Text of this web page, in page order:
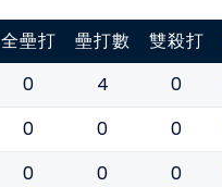
全壘打 壘打數 雙殺打
0 4 0
0 0 0
0 0 0